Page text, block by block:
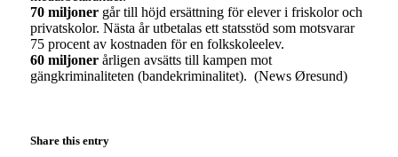
70 miljonergår till höjd ersättning för elever i friskolor och
privatskolor. Nästa år utbetalas ett statsstöd som motsvarar
75 procent av kostnaden för en folkskoleelev.
60 miljonerårligen avsätts till kampen mot
gängkriminaliteten (bandekriminalitet). (News Øresund)
Share this entry